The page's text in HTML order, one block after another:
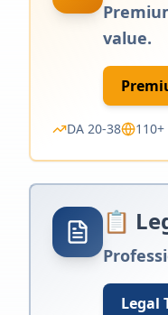
value.
DA 20-38
📋
Legal